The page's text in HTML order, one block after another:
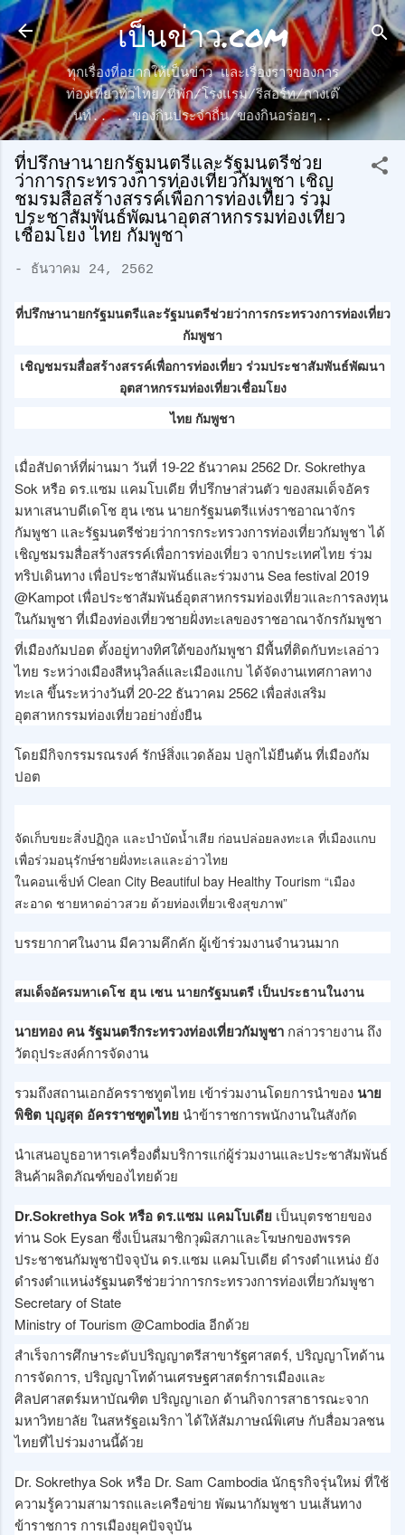
ข้ามไปที่เนื้อหาหลัก
เป็นข่าว.com
ทุกเรื่องที่อยากให้เป็นข่าว และเรื่องราวของการ
ท่องเที่ยวทั่วไทย/ที่พัก/โรงแรม/รีสอร์ท/กางเต๊
นท์.. ..ของกินประจำถื่น/ของกินอร่อยๆ..
ที่ปรึกษานายกรัฐมนตรีและรัฐมนตรีช่วย
ว่าการกระทรวงการท่องเที่ยวกัมพูชา เชิญ
ชมรมสื่อสร้างสรรค์เพื่อการท่องเที่ยว ร่วม
ประชาสัมพันธ์พัฒนาอุตสาหกรรมท่องเที่ยว
เชื่อมโยง ไทย กัมพูชา
- ธันวาคม 24, 2562
ที่ปรึกษานายกรัฐมนตรีและรัฐมนตรีช่วยว่าการกระทรวงการท่องเที่ยว
กัมพูชา
เชิญชมรมสื่อสร้างสรรค์เพื่อการท่องเที่ยว ร่วมประชาสัมพันธ์พัฒนา
อุตสาหกรรมท่องเที่ยวเชื่อมโยง
ไทย กัมพูชา
เมื่อสัปดาห์ที่ผ่านมา วันที่ 19-22 ธันวาคม 2562 Dr. Sokrethya
Sok หรือ ดร.แซม แคมโบเดีย ที่ปรึกษาส่วนตัว ของสมเด็จอัคร
มหาเสนาบดีเดโช ฮุน เซน นายกรัฐมนตรีแห่งราชอาณาจักร
กัมพูชา และรัฐมนตรีช่วยว่าการกระทรวงการท่องเที่ยวกัมพูชา ได้
เชิญชมรมสื่อสร้างสรรค์เพื่อการท่องเที่ยว จากประเทศไทย ร่วม
ทริปเดินทาง เพื่อประชาสัมพันธ์และร่วมงาน Sea festival 2019
@Kampot เพื่อประชาสัมพันธ์อุตสาหกรรมท่องเที่ยวและการลงทุน
ในกัมพูชา ที่เมืองท่องเที่ยวชายฝั่งทะเลของราชอาณาจักรกัมพูชา
ที่เมืองกัมปอต ตั้งอยู่ทางทิศใต้ของกัมพูชา มีพื้นที่ติดกับทะเลอ่าว
ไทย ระหว่างเมืองสีหนุวิลล์และเมืองแกบ ได้จัดงานเทศกาลทาง
ทะเล ขึ้นระหว่างวันที่ 20-22 ธันวาคม 2562 เพื่อส่งเสริม
อุตสาหกรรมท่องเที่ยวอย่างยั่งยืน
โดยมีกิจกรรมรณรงค์ รักษ์สิ่งแวดล้อม ปลูกไม้ยืนต้น ที่เมืองกัม
ปอต
จัดเก็บขยะสิ่งปฏิกูล และบำบัดน้ำเสีย ก่อนปล่อยลงทะเล ที่เมืองแกบ
เพื่อร่วมอนุรักษ์ชายฝั่งทะเลและอ่าวไทย
ในคอนเซ็ปท์ Clean City Beautiful bay Healthy Tourism “เมือง
สะอาด ชายหาดอ่าวสวย ด้วยท่องเที่ยวเชิงสุขภาพ”
บรรยากาศในงาน มีความคึกคัก ผู้เข้าร่วมงานจำนวนมาก
สมเด็จอัครมหาเดโช ฮุน เซน นายกรัฐมนตรี เป็นประธานในงาน
นายทอง คน รัฐมนตรีกระทรวงท่องเที่ยวกัมพูชา กล่าวรายงาน ถึง
วัตถุประสงค์การจัดงาน
รวมถึงสถานเอกอัครราชทูตไทย เข้าร่วมงานโดยการนำของ นาย
พิชิต บุญสุด อัครราชฑูตไทยนำข้าราชการพนักงานในสังกัด
นำเสนอบูธอาหารเครื่องดื่มบริการแก่ผู้ร่วมงานและประชาสัมพันธ์
สินค้าผลิตภัณฑ์ของไทยด้วย
Dr.Sokrethya Sok หรือ ดร.แซม แคมโบเดีย เป็นบุตรชายของ
ท่าน Sok Eysan ซึ่งเป็นสมาชิกวุฒิสภาและโฆษกของพรรค
ประชาชนกัมพูชาปัจจุบัน ดร.แซม แคมโบเดีย ดำรงตำแหน่ง ยัง
ดำรงตำแหน่งรัฐมนตรีช่วยว่าการกระทรวงการท่องเที่ยวกัมพูชา
Secretary of State
Ministry of Tourism @Cambodia อีกด้วย
สำเร็จการศึกษาระดับปริญญาตรีสาขารัฐศาสตร์, ปริญญาโทด้าน
การจัดการ, ปริญญาโทด้านเศรษฐศาสตร์การเมืองและ
ศิลปศาสตร์มหาบัณฑิต ปริญญาเอก ด้านกิจการสาธารณะจาก
มหาวิทยาลัย ในสหรัฐอเมริกา ได้ให้สัมภาษณ์พิเศษ กับสื่อมวลชน
ไทยที่ไปร่วมงานนี้ด้วย
Dr. Sokrethya Sok หรือ Dr. Sam Cambodia นักธุรกิจรุ่นใหม่ ที่ใช้
ความรู้ความสามารถและเครือข่าย พัฒนากัมพูชา บนเส้นทาง
ข้าราชการ การเมืองยุคปัจจุบัน